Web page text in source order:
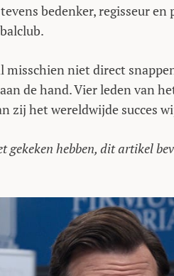
bedenker, regisseur
niet direct
de hand. Vier leden van
zij het wereldwijde succes
gekeken hebben, dit artikel